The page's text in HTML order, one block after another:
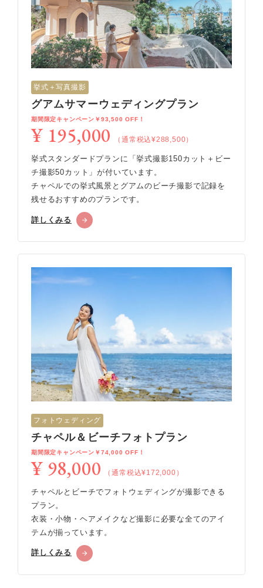
挙式＋写真撮影
グアムサマーウェディングプラン
期間限定キャンペーン￥93,500 OFF！
¥ 195,000 （通常税込¥288,500）
挙式スタンダードプランに「挙式撮影150カット＋ビー
チ撮影50カット」が付いています。
チャペルでの挙式風景とグアムのビーチ撮影で記録を
残せるおすすめのプランです。
詳しくみる
フォトウェディング
チャペル＆ビーチフォトプラン
期間限定キャンペーン￥74,000 OFF！
¥ 98,000 （通常税込¥172,000）
チャペルとビーチでフォトウェディングが撮影できる
プラン。
衣装・小物・ヘアメイクなど撮影に必要な全てのアイ
テムが揃っています。
詳しくみる